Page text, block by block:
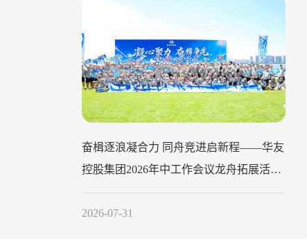
奋楫逐浪凝合力 同舟竞进启新程——华友
控股集团2026年中工作会议龙舟拓展活动
2026-07-31